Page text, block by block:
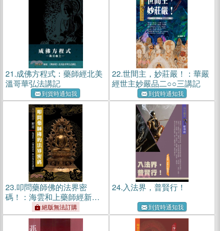
21.成佛方程式：藥師經北美
溫哥華弘法講記
到貨時通知我
22.世間主，妙莊嚴！：華嚴
經世主妙嚴品二○○三講記
到貨時通知我
23.叩問藥師佛的法界密
碼！：海雲和上藥師經新加
坡弘法講記絕版無法訂購
24.入法界，普賢行！
到貨時通知我